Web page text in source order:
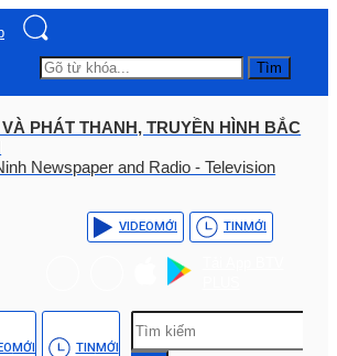
Tìm
PHÁT THANH, TRUYỀN HÌNH BẮC
Newspaper and Radio - Television
VIDEOMỚI TINMỚI
MỚI TINMỚI